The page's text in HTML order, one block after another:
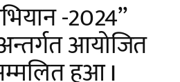
-2024”
आयोजित
हुआ I